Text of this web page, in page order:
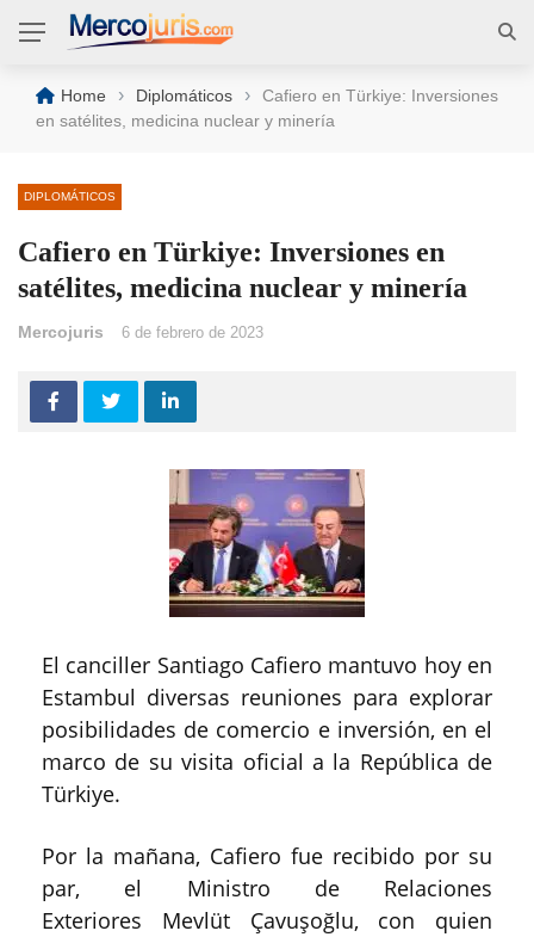
Home › Diplomáticos ›
Cafiero en Türkiye: Inversiones
en satélites, medicina nuclear y minería
DIPLOMÁTICOS
Cafiero en Türkiye: Inversiones en
satélites, medicina nuclear y minería
Mercojuris 6 de febrero de 2023
El canciller Santiago Cafiero mantuvo hoy en
Estambul diversas reuniones para explorar
posibilidades de comercio e inversión, en el
marco de su visita oficial a la República de
Türkiye.
Por la mañana, Cafiero fue recibido por su
par, el Ministro de Relaciones
Exteriores Mevlüt Çavuşoğlu, con quien